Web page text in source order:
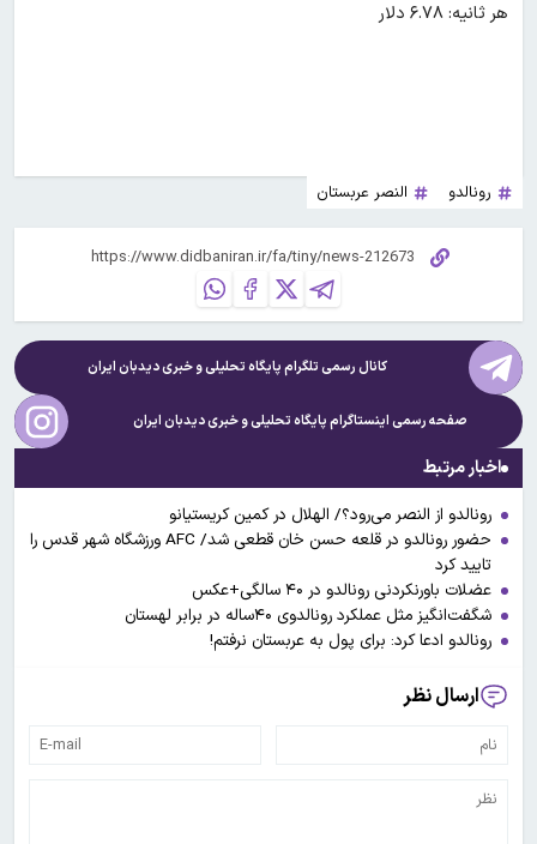
هر ثانیه: ۶.۷۸ دلار
رونالدو النصر عربستان
کانال رسمی تلگرام پایگاه تحلیلی و خبریدیدبان ایران
صفحه رسمی اینستاگرام پایگاه تحلیلی و خبریدیدبان ایران
اخبار مرتبط
رونالدو از النصر می‌رود؟/ الهلال در کمین کریستیانو
حضور رونالدو در قلعه حسن خان قطعی شد/ AFC ورزشگاه شهر قدس را
تایید کرد
عضلات باورنکردنی رونالدو در ۴۰ سالگی+عکس
شگفت‌انگیز مثل عملکرد رونالدوی ۴۰ساله در برابر لهستان
رونالدو ادعا کرد: برای پول به عربستان نرفتم!
ارسال نظر